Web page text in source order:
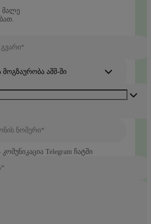
მალე
მოგზაურობა აშშ-ში
ნომერი*
კომუნიკაცია Telegram ჩატში